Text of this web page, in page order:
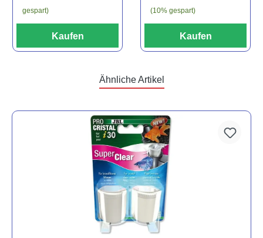
gespart)
Kaufen
(10% gespart)
Kaufen
Ähnliche Artikel